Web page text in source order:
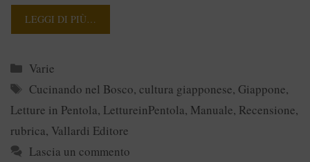
LEGGI DI PIÙ…
Categorie
Varie
Tag
Cucinando nel Bosco,cultura giapponese, Giappone,
Letture in Pentola, LettureinPentola, Manuale, Recensione,
rubrica, Vallardi Editore
Lascia un commento